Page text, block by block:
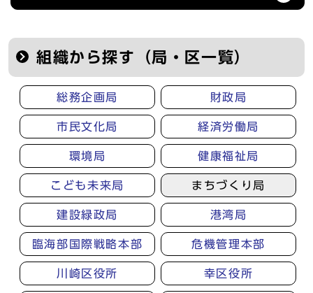
組織から探す（局・区一覧）
総務企画局 財政局
市民文化局 経済労働局
環境局 健康福祉局
こども未来局 まちづくり局
建設緑政局 港湾局
臨海部国際戦略本部 危機管理本部
川崎区役所 幸区役所